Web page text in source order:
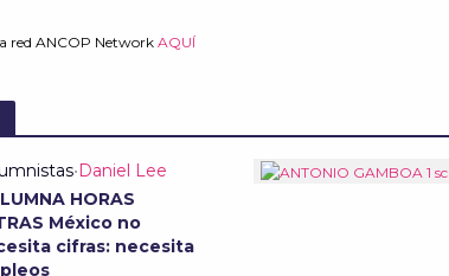
red ANCOP NetworkAQUÍ
• Daniel Lee
HORAS
México no
cifras: necesita